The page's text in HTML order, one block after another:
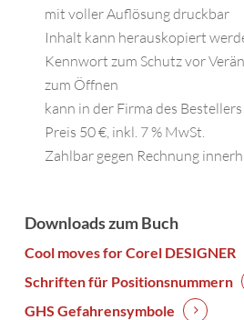
mit voller Auflösung druckbar
Inhalt kann herauskopiert
Kennwort zum Schutz vor
zum Öffnen
kann in der Firma des
Preis 50 €, inkl. 7 % MwSt.
Zahlbar gegen Rechnung
Downloads zum Buch
Cool moves for Corel DESIGNER
Schriften für Positionsnummern
GHS Gefahrensymbole